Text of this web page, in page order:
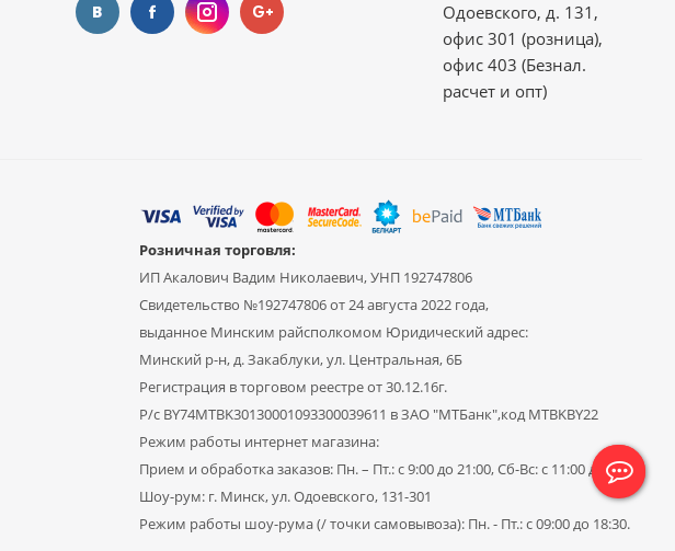
Одоевского, д. 131,
офис 301 (розница),
офис 403 (Безнал.
расчет и опт)
Розничная торговля:
ИП Акалович Вадим Николаевич, УНП 192747806
Свидетельство №192747806 от 24 августа 2022 года,
выданное Минским райсполкомом Юридический адрес:
Минский р-н, д. Закаблуки, ул. Центральная, 6Б
Регистрация в торговом реестре от 30.12.16г.
Р/с BY74MTBK30130001093300039611 в ЗАО "МТБанк",код MTBKBY22
Режим работы интернет магазина:
Прием и обработка заказов: Пн. – Пт.: с 9:00 до 21:00, Сб-Вс: с 11:00 до 19:00
Шоу-рум: г. Минск, ул. Одоевского, 131-301
Режим работы шоу-рума (/ точки самовывоза): Пн. - Пт.: с 09:00 до 18:30.